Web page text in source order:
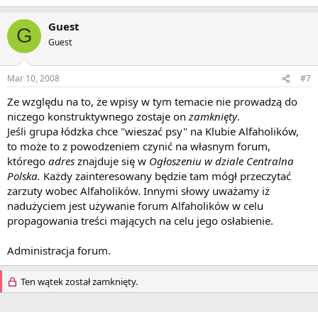
G Guest
Guest
Mar 10, 2008 #7
Ze względu na to, że wpisy w tym temacie nie prowadzą do
niczego konstruktywnego zostaje onzamknięty.
Jeśli grupa łódzka chce "wieszać psy" na Klubie Alfaholików,
to może to z powodzeniem czynić na własnym forum,
którego adres znajduje się w Ogłoszeniu w dziale Centralna
Polska. Każdy zainteresowany będzie tam mógł przeczytać
zarzuty wobec Alfaholików. Innymi słowy uważamy iż
nadużyciem jest używanie forum Alfaholików w celu
propagowania treści mających na celu jego osłabienie.
Administracja forum.
Ten wątek został zamknięty.